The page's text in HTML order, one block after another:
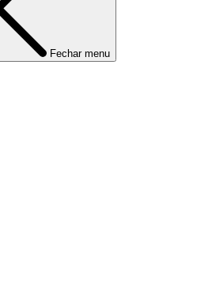
Fechar menu